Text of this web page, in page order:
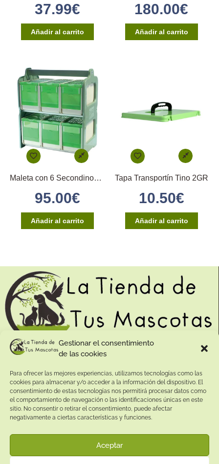
Gestionar el consentimiento
de las cookies
Para ofrecer las mejores experiencias, utilizamos tecnologías como las
cookies para almacenar y/o acceder a la información del dispositivo. El
consentimiento de estas tecnologías nos permitirá procesar datos como
el comportamiento de navegación o las identificaciones únicas en este
sitio. No consentir o retirar el consentimiento, puede afectar
negativamente a ciertas características y funciones.
Aceptar
37.99€
Añadir al carrito
180.00€
Añadir al carrito
Maleta con 6 Secondinos medios
95.00€
Añadir al carrito
Tapa Transportín Tino 2GR
10.50€
Añadir al carrito
Contacto:
Dirección:
Calle Pepe Jiménez 19, Rute, 14950 Códoba. España
Teléfono:
+34641081328
Email:
info@latiendadetusmascotas.com
Enlaces de interés: